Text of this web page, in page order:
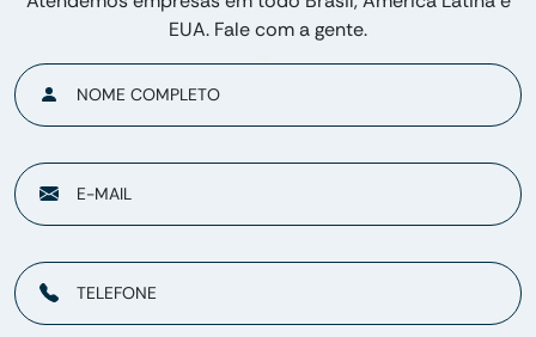
EUA. Fale com a gente.
NOME COMPLETO
E-MAIL
TELEFONE